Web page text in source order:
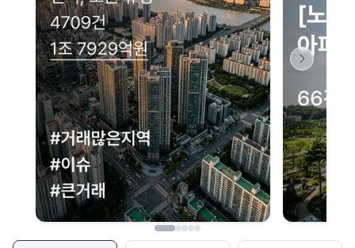
네이버 지도 연결 안내
현재 네이버 지도 연결이 원활하지 않아 지도를 불러올 수 없습니다.
이용에 불편을 드려 죄송합니다.
다시 시도